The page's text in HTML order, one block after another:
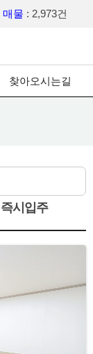
매물 : 2,973건
찾아오시는길
시입주